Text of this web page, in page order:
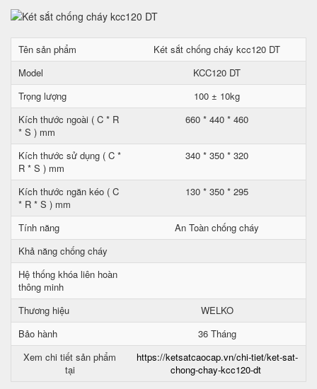
Tên sản phẩm
Két sắt chống cháy kcc120 DT
Model
KCC120 DT
Trọng lượng
100 ± 10kg
Kích thước ngoài ( C * R
* S ) mm
660 * 440 * 460
Kích thước sử dụng ( C *
R * S ) mm
340 * 350 * 320
Kích thước ngăn kéo ( C
* R * S ) mm
130 * 350 * 295
Tính năng
An Toàn chống cháy
Khả năng chống cháy
Hệ thống khóa liên hoàn
thông minh
Thương hiệu
WELKO
Bảo hành
36 Tháng
Xem chi tiết sản phẩm
tại
https://ketsatcaocap.vn/chi-tiet/ket-sat-
chong-chay-kcc120-dt